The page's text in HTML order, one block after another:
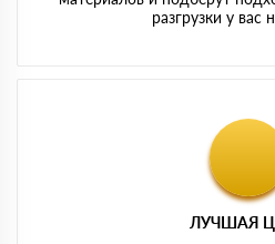
разгрузки у вас
ЛУЧШАЯ